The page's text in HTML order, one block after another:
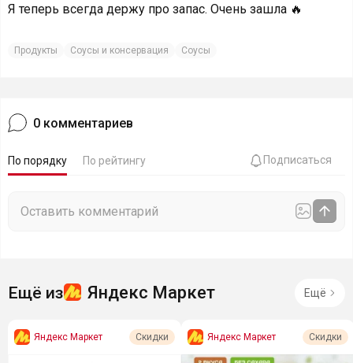
Я теперь всегда держу про запас. Очень зашла 🔥
Продукты Соусы и консервация Соусы
0 комментариев
По порядку По рейтингу Подписаться
Ещё из Яндекс Маркет Ещё
Яндекс Маркет Скидки Яндекс Маркет Скидки